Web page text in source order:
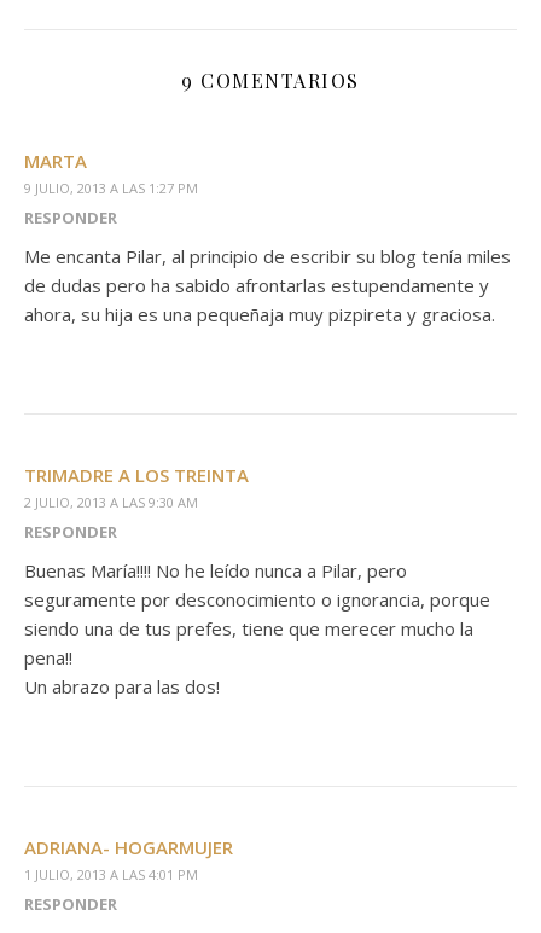
9 COMENTARIOS
MARTA
9 JULIO, 2013 A LAS 1:27 PM
RESPONDER
Me encanta Pilar, al principio de escribir su blog tenía miles
de dudas pero ha sabido afrontarlas estupendamente y
ahora, su hija es una pequeñaja muy pizpireta y graciosa.
TRIMADRE A LOS TREINTA
2 JULIO, 2013 A LAS 9:30 AM
RESPONDER
Buenas María!!!! No he leído nunca a Pilar, pero
seguramente por desconocimiento o ignorancia, porque
siendo una de tus prefes, tiene que merecer mucho la
pena!!
Un abrazo para las dos!
ADRIANA- HOGARMUJER
1 JULIO, 2013 A LAS 4:01 PM
RESPONDER